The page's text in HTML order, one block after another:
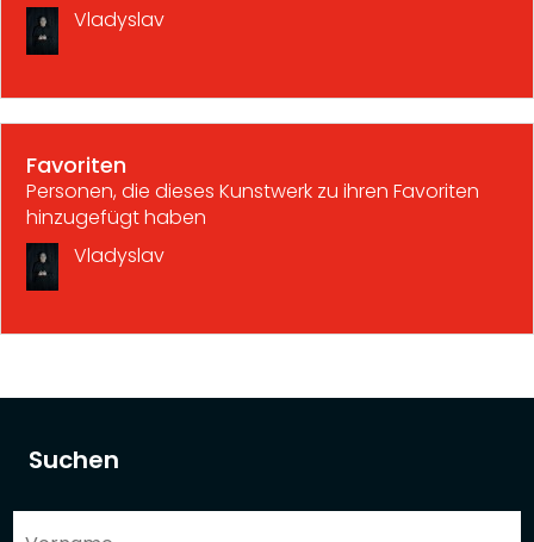
Suchen
Vladyslav
Favoriten
Personen, die dieses Kunstwerk zu ihren Favoriten
hinzugefügt haben
Vladyslav